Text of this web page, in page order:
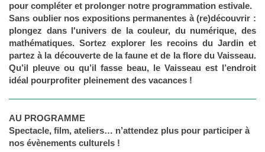
pour compléter et prolonger notre programmation estivale.
Sans oublier nos expositions permanentes à (re)découvrir :
plongez dans l'univers de la couleur, du numérique, des
mathématiques. Sortez explorer les recoins du Jardin et
partez à la découverte de la faune et de la flore du Vaisseau.
Qu’il pleuve ou qu’il fasse beau, le Vaisseau est l’endroit
idéal pourprofiter pleinement des vacances !
AU PROGRAMME
Spectacle, film, ateliers… n’attendez plus pour participer à
nos évènements culturels !